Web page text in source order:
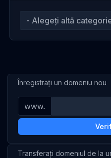
Înregistrați un domeniu nou
www.
Transferați domeniul de la